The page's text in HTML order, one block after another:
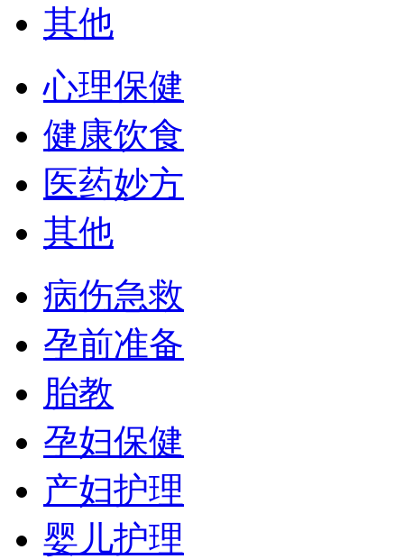
其他
心理保健
健康饮食
医药妙方
其他
病伤急救
孕前准备
胎教
孕妇保健
产妇护理
婴儿护理